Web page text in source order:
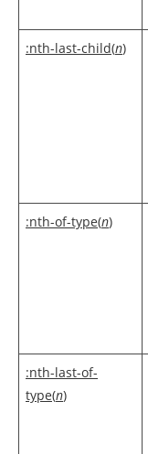
:nth-last-child(n)
:nth-of-type(n)
:nth-last-of-
type(n)